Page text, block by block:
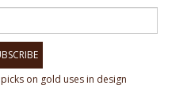
on gold uses in design